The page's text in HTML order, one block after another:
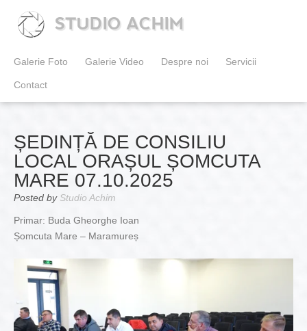
STUDIO ACHIM
Galerie Foto Galerie Video Despre noi Servicii
Contact
ȘEDINȚĂ DE CONSILIU
LOCAL ORAȘUL ȘOMCUTA
MARE 07.10.2025
Posted by Studio Achim
Primar: Buda Gheorghe Ioan
Șomcuta Mare – Maramureș